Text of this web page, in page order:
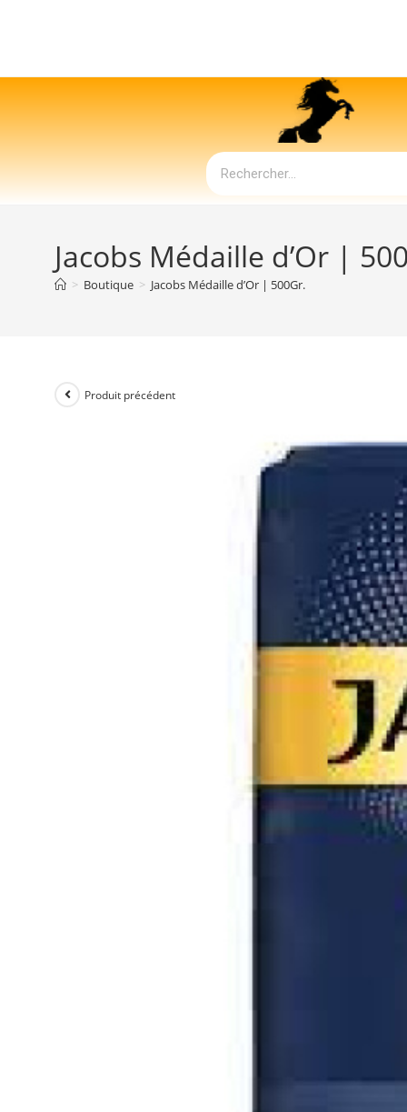
Jacobs Médaille d’Or |
> Boutique > Jacobs Médaille d’Or | 500Gr.
Produit précédent